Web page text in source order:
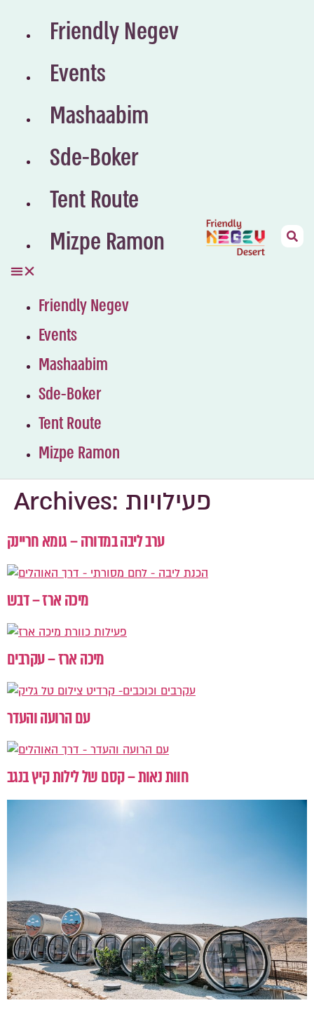
Friendly Negev
Events
Mashaabim
Sde-Boker
Tent Route
Mizpe Ramon
Friendly Negev
Events
Mashaabim
Sde-Boker
Tent Route
Mizpe Ramon
Archives: פעילויות
ערב ליבה במדורה – גומא חריינק
מיכה ארז – דבש
מיכה ארז – עקרבים
עם הרועה והעדר
חוות נאות – קסם של לילות קיץ בנגב